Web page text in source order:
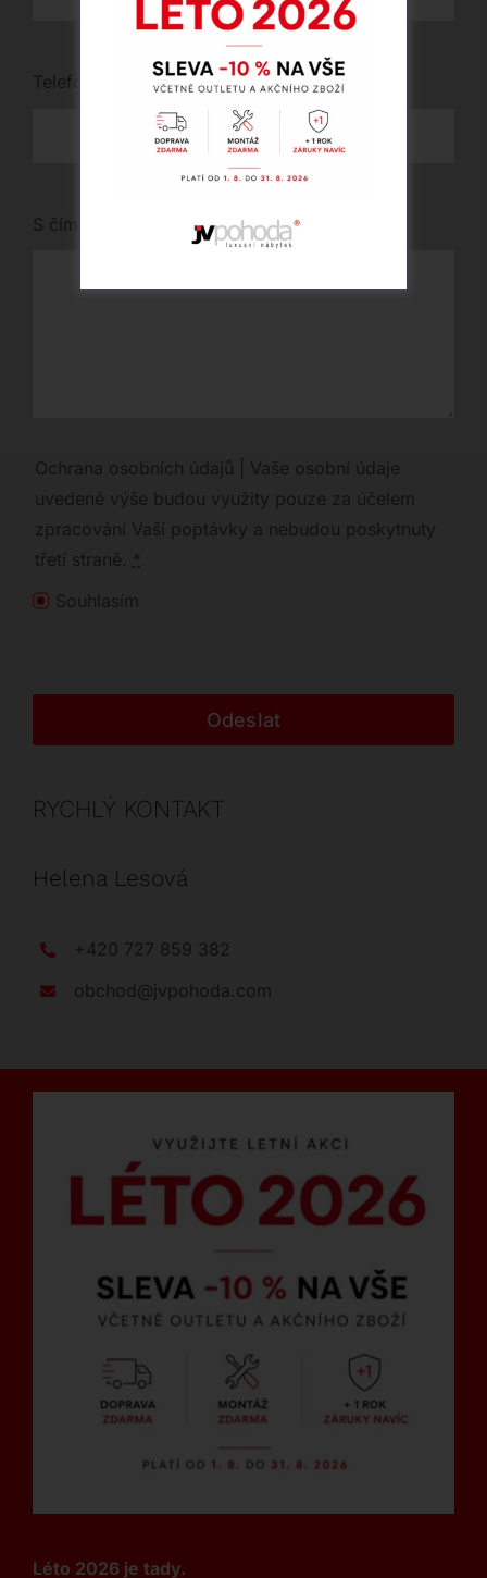
Telefon
S čím vám můžeme pomoci?
Ochrana osobních údajů | Vaše osobní údaje
uvedené výše budou využity pouze za účelem
zpracování Vaší poptávky a nebudou poskytnuty
třetí straně. *
Souhlasím
Odeslat
RYCHLÝ KONTAKT
Helena Lesová
+420 727 859 382
obchod@jvpohoda.com
Léto 2026 je tady.